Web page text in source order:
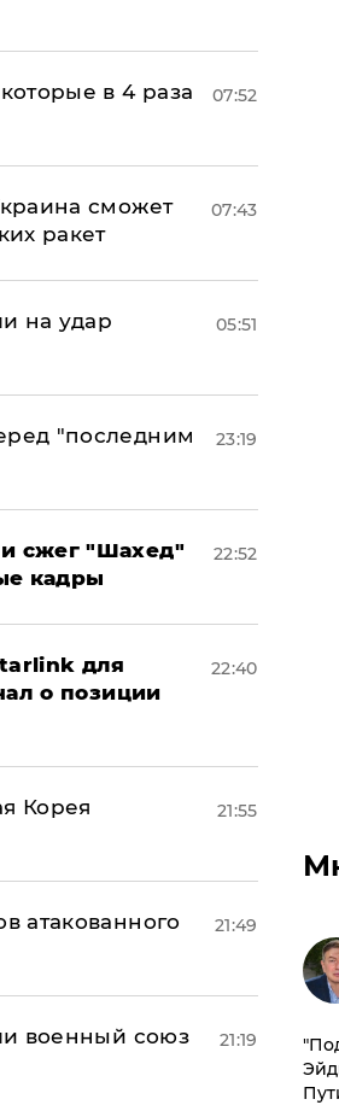
в 4 раза
07:52
сможет
ракет
07:43
на удар
05:51
"последним
23:19
сжег "Шахед"
кадры
22:52
для
о позиции
22:40
Корея
21:55
атакованного
21:49
военный союз
21:19